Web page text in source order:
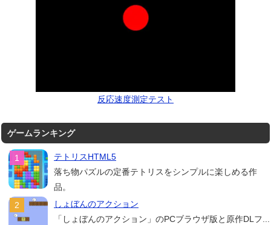
反応速度測定テスト
ゲームランキング
テトリスHTML5
落ち物パズルの定番テトリスをシンプルに楽しめる作
品。
しょぼんのアクション
「しょぼんのアクション」のPCブラウザ版と原作DLフ...